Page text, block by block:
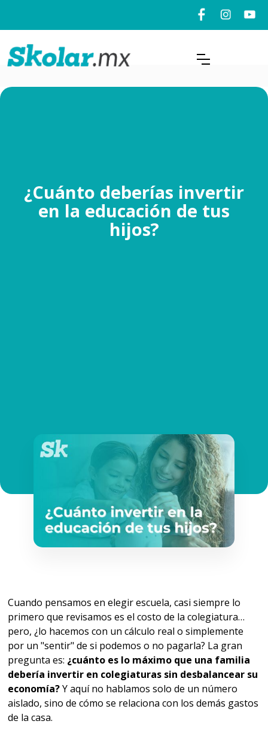
¿Cuánto deberías invertir
en la educación de tus
hijos?
Cuando pensamos en elegir escuela, casi siempre lo
primero que revisamos es el costo de la colegiatura…
pero, ¿lo hacemos con un cálculo real o simplemente
por un "sentir" de si podemos o no pagarla? La gran
pregunta es: ¿cuánto es lo máximo que una familia
debería invertir en colegiaturas sin desbalancear su
economía?Y aquí no hablamos solo de un número
aislado, sino de cómo se relaciona con los demás gastos
de la casa.